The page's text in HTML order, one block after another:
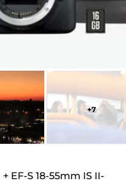
+7
+ EF-S 18-55mm IS II-